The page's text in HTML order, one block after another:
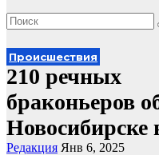
Происшествия
210 речных
браконьеров
Новосибирске
Редакция Янв 6, 2025